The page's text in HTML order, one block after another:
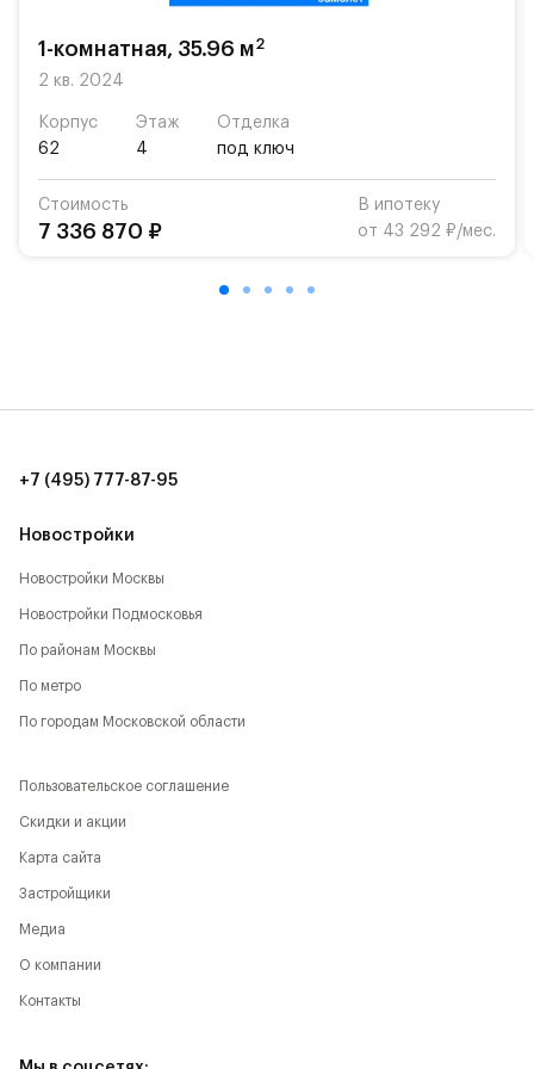
На территории квартала возведут детский сад и
возможность посещения частной гимназии
«Жуковка».
Для автомобилистов — закрытые озеленённые
парковки.
Территория квартала приватная, въезд
осуществляется по пропускам.#yan19-2r1348710#
1-комнатная, 35.96 м2
2 кв. 2024
Корпус
62
Этаж
4
Отделка
под ключ
Стоимость
7 336 870 ₽
В ипотеку
от 43 292 ₽/мес.
Новостройки
Новостройки Москвы
Новостройки Подмосковья
По районам Москвы
По метро
По городам Московской области
+7 (495) 777-87-95
Пользовательское соглашение
Скидки и акции
Карта сайта
Застройщики
Медиа
О компании
Контакты